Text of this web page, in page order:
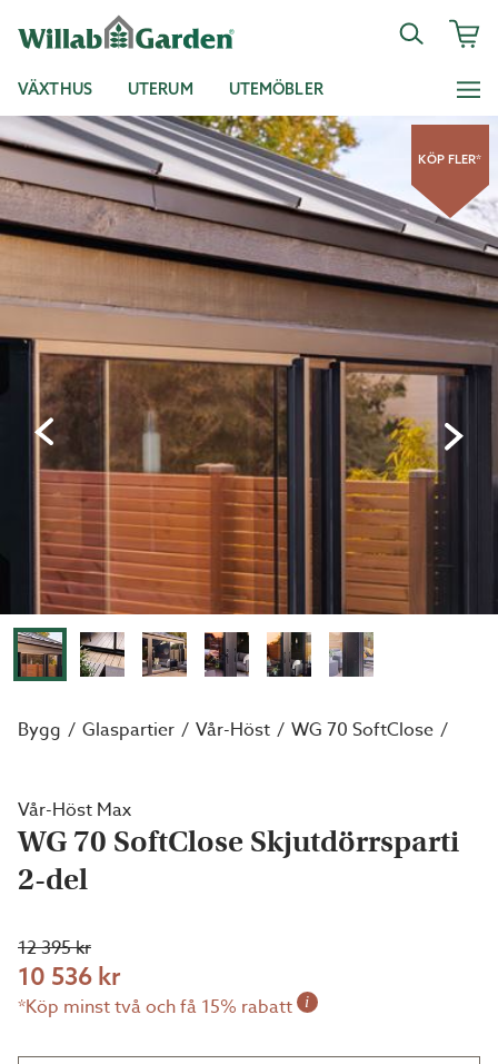
VÄXTHUS UTERUM UTEMÖBLER
KÖP FLER*
Bygg Glaspartier Vår-Höst WG 70 SoftClose
Vår-Höst Max
WG 70 SoftClose Skjutdörrsparti
2-del
12 395 kr
10 536 kr
*Köp minst två och få 15% rabatt i